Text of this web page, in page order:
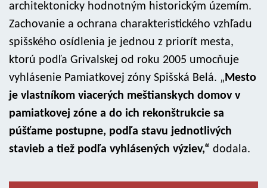
architektonicky hodnotným historickým územím.
Zachovanie a ochrana charakteristického vzhľadu
spišského osídlenia je jednou z priorít mesta,
ktorú podľa Grivalskej od roku 2005 umocňuje
vyhlásenie Pamiatkovej zóny Spišská Belá. „Mesto
je vlastníkom viacerých meštianskych domov v
pamiatkovej zóne a do ich rekonštrukcie sa
púšťame postupne, podľa stavu jednotlivých
stavieb a tiež podľa vyhlásených výziev,“ dodala.